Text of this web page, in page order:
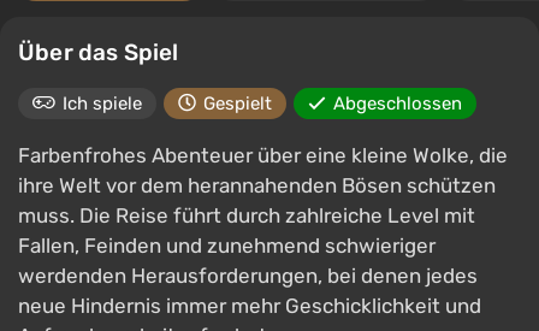
Über das Spiel
Ich spiele Gespielt Abgeschlossen
Farbenfrohes Abenteuer über eine kleine Wolke, die
ihre Welt vor dem herannahenden Bösen schützen
muss. Die Reise führt durch zahlreiche Level mit
Fallen, Feinden und zunehmend schwieriger
werdenden Herausforderungen, bei denen jedes
neue Hindernis immer mehr Geschicklichkeit und